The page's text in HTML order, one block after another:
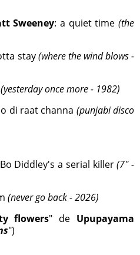
Sweeney: a quiet time(the
stay(where the wind blows -
(yesterday once more - 1982)
di raat channa (punjabi disco
Diddley's a serial killer(7'' -
(never go back - 2026)
flowers" de Upupayama
")